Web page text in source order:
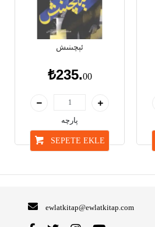
ئېچىنىش
₺235.00
پارچە
SEPETE EKLE
ewlatkitap@ewlatkitap.com